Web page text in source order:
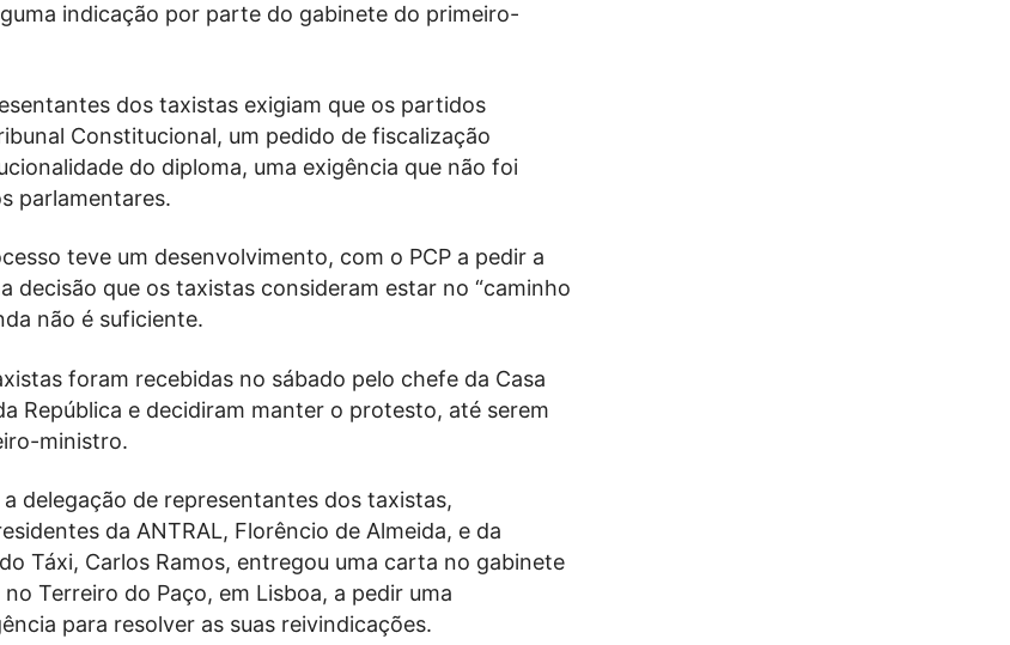
indicação por parte do gabinete do primeiro-
dos taxistas exigiam que os partidos
Constitucional, um pedido de fiscalização
do diploma, uma exigência que não foi
parlamentares.
teve um desenvolvimento, com o PCP a pedir a
decisão que os taxistas consideram estar no “caminho
não é suficiente.
foram recebidas no sábado pelo chefe da Casa
República e decidiram manter o protesto, até serem
ministro.
delegação de representantes dos taxistas,
da ANTRAL, Florêncio de Almeida, e da
Táxi, Carlos Ramos, entregou uma carta no gabinete
Terreiro do Paço, em Lisboa, a pedir uma
para resolver as suas reivindicações.